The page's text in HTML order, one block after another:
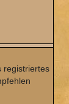
registriertes